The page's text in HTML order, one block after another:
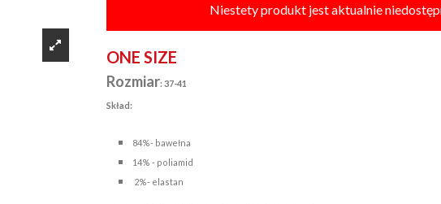
Niestety produkt jest aktualnie
ONE SIZE
Rozmiar: 37-41
Skład:
84%- bawełna
14% - poliamid
2%- elastan